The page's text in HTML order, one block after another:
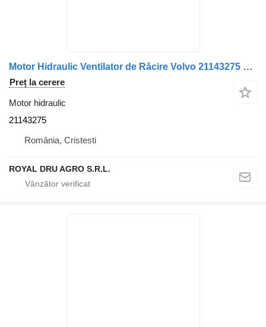
Motor Hidraulic Ventilator de Răcire Volvo 21143275 pentru camion
Preț la cerere
Motor hidraulic
21143275
România, Cristesti
ROYAL DRU AGRO S.R.L.